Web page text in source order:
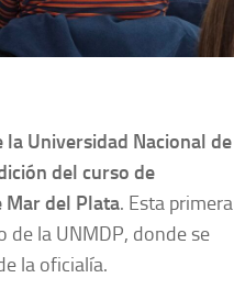
la Universidad Nacional de
del curso de
Mar del Plata. Esta primera
de la UNMDP, donde se
la oficialía.